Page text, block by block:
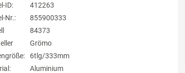
ID:
412263
Nr.:
855900333
84373
Grömo
6tlg/333mm
Aluminium